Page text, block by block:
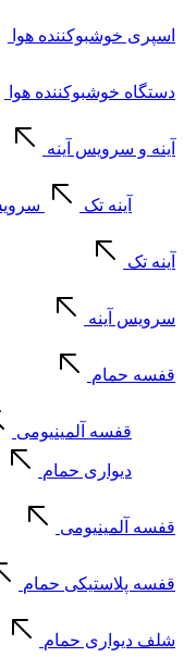
اسپری خوشبوکننده هوا
دستگاه خوشبوکننده هوا
آینه و سرویس آینه
آینه تک
آینه تک
سرویس آینه
قفسه حمام
قفسه آلمینیومی
دیواری حمام
قفسه آلمینیومی
قفسه پلاستیکی حمام
شلف دیواری حمام